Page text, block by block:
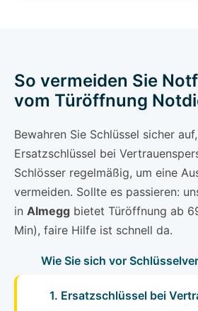
So vermeiden Sie
vom Türöffnung
Bewahren Sie Schlüssel sicher
Ersatzschlüssel bei
Schlösser regelmäßig, um eine
vermeiden. Sollte es passieren:
in Almegg bietet Türöffnung ab
Min), faire Hilfe ist schnell da.
Wie Sie sich vor
1. Ersatzschlüssel bei